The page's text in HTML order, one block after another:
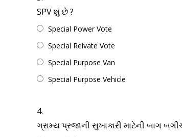
SPV શું છે ?
Special Power Vote
Special Reivate Vote
Special Purpose Van
Special Purpose Vehicle
4.
ગ્રામ્ય પ્રજાની સુખાકારી માટેની બાગ